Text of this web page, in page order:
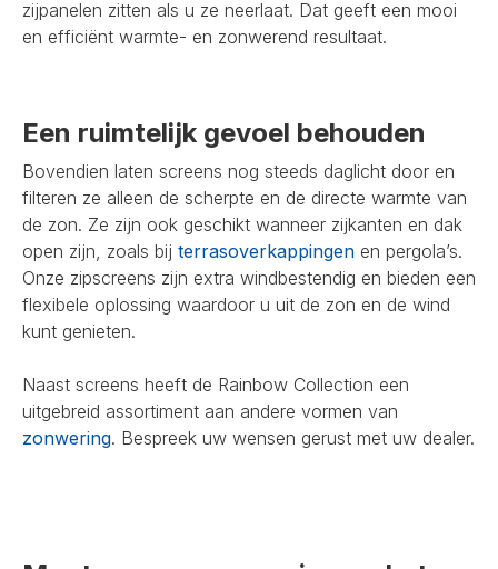
zijpanelen zitten als u ze neerlaat. Dat geeft een mooi
en efficiënt warmte- en zonwerend resultaat.
Een ruimtelijk gevoel behouden
Bovendien laten screens nog steeds daglicht door en
filteren ze alleen de scherpte en de directe warmte van
de zon. Ze zijn ook geschikt wanneer zijkanten en dak
open zijn, zoals bij terrasoverkappingen en pergola’s.
Onze zipscreens zijn extra windbestendig en bieden een
flexibele oplossing waardoor u uit de zon en de wind
kunt genieten.
Naast screens heeft de Rainbow Collection een
uitgebreid assortiment aan andere vormen van
zonwering. Bespreek uw wensen gerust met uw dealer.